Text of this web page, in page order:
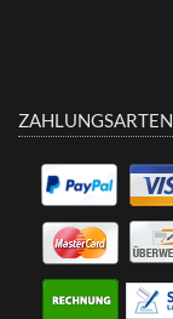
ZAHLUNGSARTEN